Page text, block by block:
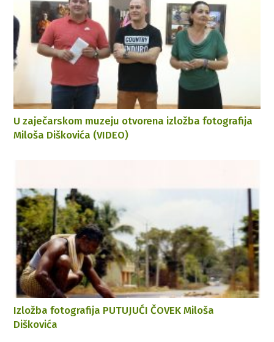
U zaječarskom muzeju otvorena izložba fotografija
Miloša Diškovića (VIDEO)
Izložba fotografija PUTUJUĆI ČOVEK Miloša
Diškovića